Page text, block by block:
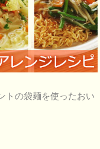
トの袋麺を使ったおい